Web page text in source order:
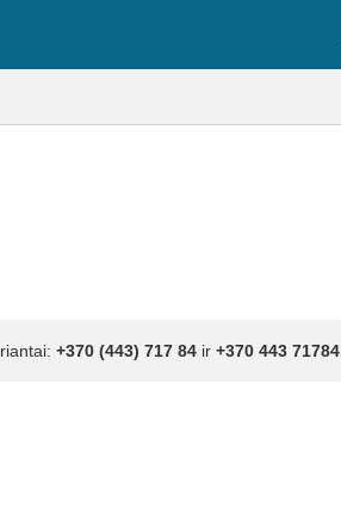
+370 (443) 717 84 ir +370 443 71784